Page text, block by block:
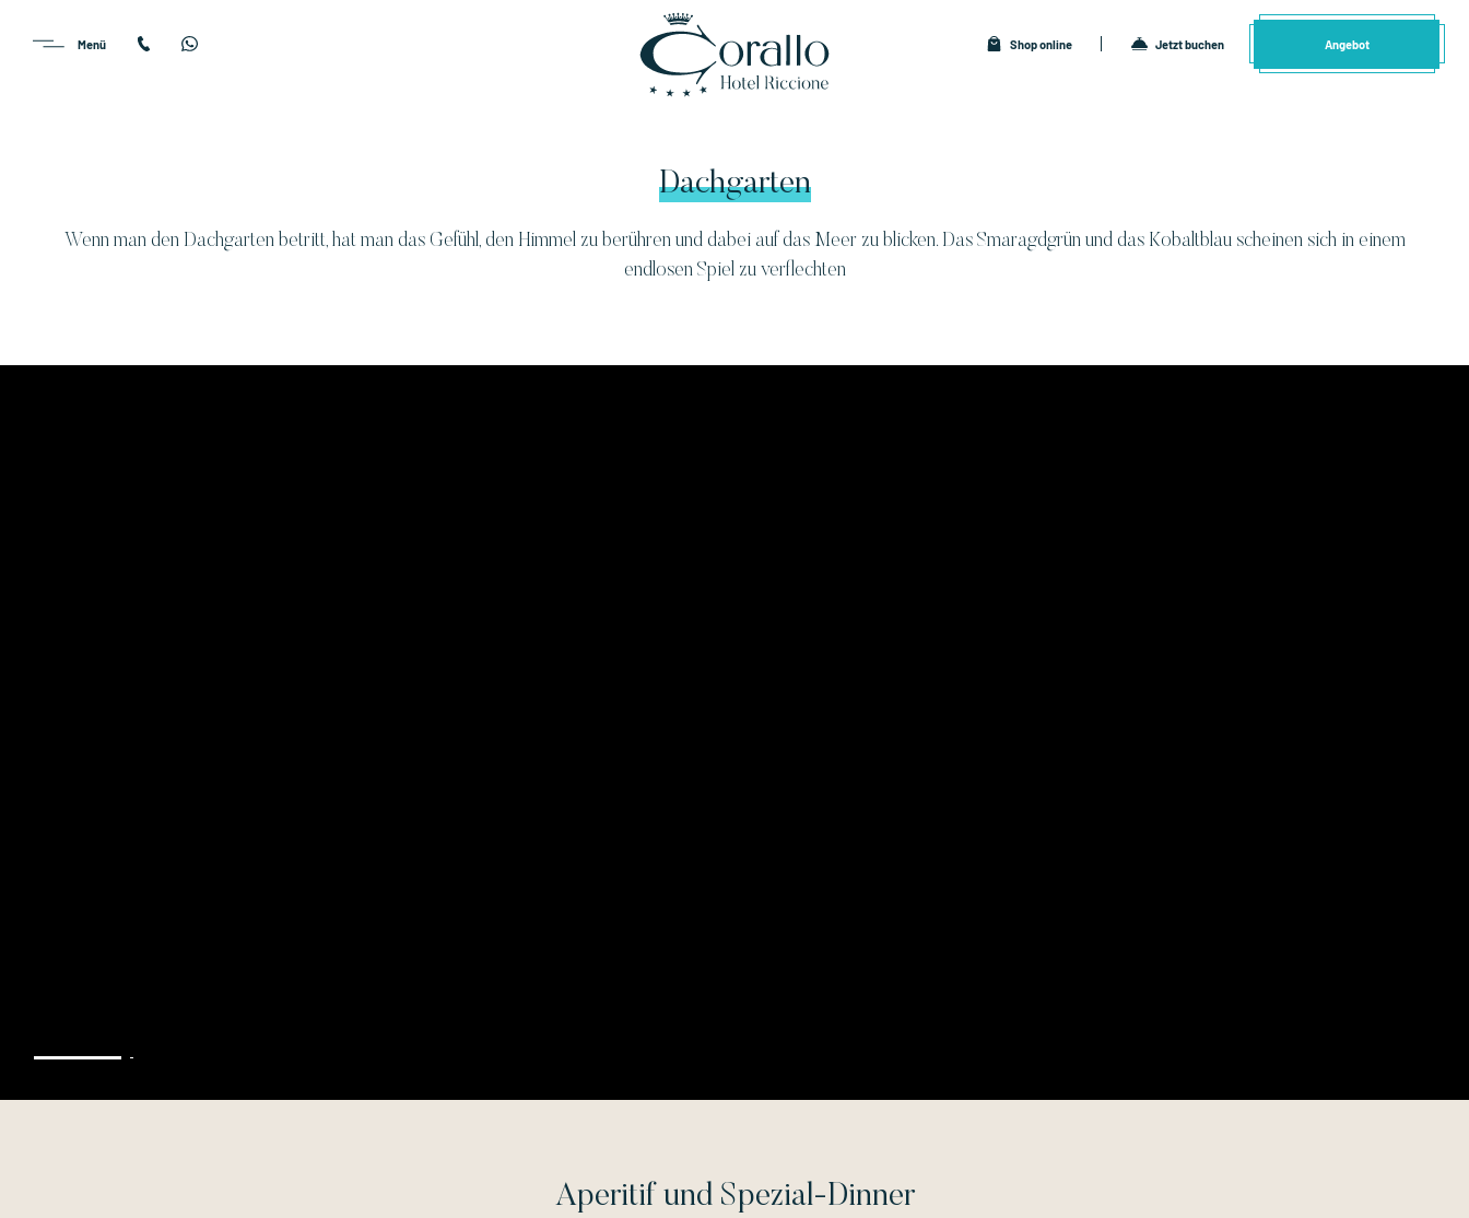
Shop online Jetzt buchen Angebot
Dachgarten
Wenn man den Dachgarten betritt, hat man das Gefühl, den Himmel zu berühren und dabei auf das Meer zu blicken. Das Smaragdgrün und das Kobaltblau scheinen sich in einem
endlosen Spiel zu verflechten
Aperitif und Spezial-Dinner